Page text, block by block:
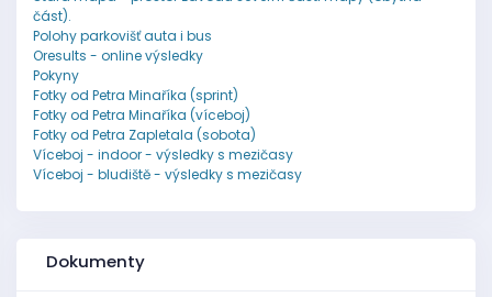
část).
Polohy parkovišť auta i bus
Oresults - online výsledky
Pokyny
Fotky od Petra Minaříka (sprint)
Fotky od Petra Minaříka (víceboj)
Fotky od Petra Zapletala (sobota)
Víceboj - indoor - výsledky s mezičasy
Víceboj - bludiště - výsledky s mezičasy
Dokumenty